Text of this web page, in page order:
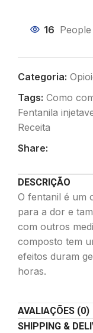
16
Categoria:
Tags: Como
Fentanila
Receita
Share:
DESCRIÇÃO
O fentanil é um
para a dor e
com outros
composto tem
efeitos duram
horas.
AVALIAÇÕES (0)
SHIPPING &